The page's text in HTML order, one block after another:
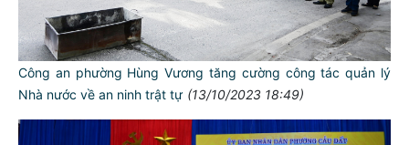
Công an phường Hùng Vương tăng cường công tác quản lý
Nhà nước về an ninh trật tự (13/10/2023 18:49)